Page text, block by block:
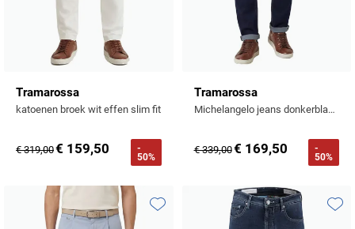
Tramarossa
katoenen broek wit effen slim fit
€ 319,00€ 159,50
-
50%
Tramarossa
Michelangelo jeans donkerblauw katoen
€ 339,00€ 169,50
-
50%
Toevoegen aan favorieten